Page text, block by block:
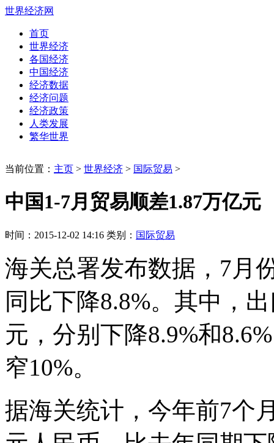
世界经济网
首页
世界经济
各国经济
中国经济
经济数据
经济问题
经济政策
人类发展
繁华世界
当前位置： 主页 > 世界经济 > 国际贸易 >
中国1-7月贸易顺差1.87万亿元
时间：2015-12-02 14:16 类别： 国际贸易
海关总署发布数据，7月
同比下降8.8%。其中，
元，分别下降8.9%和
窄10%。
据海关统计，今年前7个